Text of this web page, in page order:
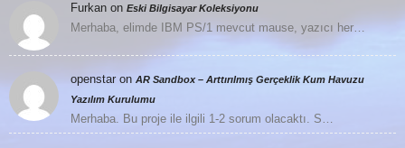
Furkan on Eski Bilgisayar Koleksiyonu
Merhaba, elimde IBM PS/1 mevcut mause, yazıcı her…
openstar on AR Sandbox – Arttırılmış Gerçeklik Kum Havuzu
Yazılım Kurulumu
Merhaba. Bu proje ile ilgili 1-2 sorum olacaktı. S…